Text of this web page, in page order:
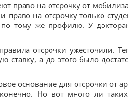
право на отсрочку от
на отсрочку только
тому же профилю. У
отсрочки ужесточили.
ставку, а до этого было
основание для отсрочки от
Но вот много ли